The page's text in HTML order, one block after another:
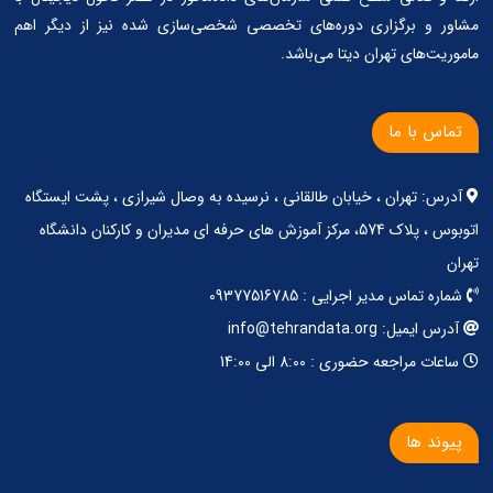
مشاور و برگزاری دوره‌های تخصصی شخصی‌سازی شده نیز از دیگر اهم
ماموریت‌های تهران دیتا می‌باشد.
تماس با ما
آدرس: تهران ، خیابان طالقانی ، نرسیده به وصال شیرازی ، پشت ایستگاه
اتوبوس ، پلاک 574، مرکز آموزش های حرفه ای مدیران و کارکنان دانشگاه
تهران
شماره تماس مدیر اجرایی : 09377516785
آدرس ایمیل: info@tehrandata.org
ساعات مراجعه حضوری : 8:00 الی 14:00
پیوند ها